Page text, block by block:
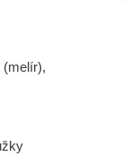
(melír),